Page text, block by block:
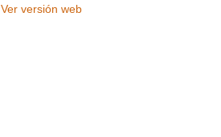
Ver versión web